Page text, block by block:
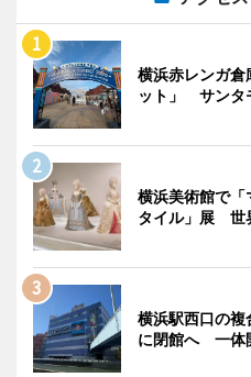
横浜赤レンガ倉
ット」 サンタ
横浜美術館で「
タイル」展 世
横浜駅西口の複
に閉館へ 一体